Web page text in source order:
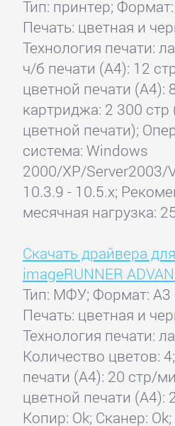
Тип: принтер;
Печать: цветная и
Технология печати:
ч/б печати (А4): 12
цветной печати (А4):
картриджа: 2 300 стр
цветной печати);
система: Windows
2000/XP/Server2003/
10.3.9 - 10.5.x;
месячная нагрузка:
Скачать драйвера
imageRUNNER
Тип: МФУ; Формат:
Печать: цветная и
Технология печати:
Количество цветов:
печати (А4): 20 стр/
цветной печати (А4):
Копир: Ok; Сканер: